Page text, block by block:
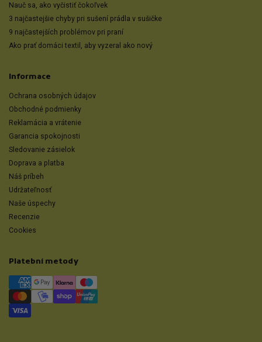
Nauč sa, ako vyčistiť čokoľvek
3 najčastejšie chyby pri sušení prádla v sušičke
9 najčastejších problémov pri praní
Ako prať domáci textil, aby vyzeral ako nový
Informace
Ochrana osobných údajov
Obchodné podmienky
Reklamácia a vrátenie
Garancia spokojnosti
Sledovanie zásielok
Doprava a platba
Náš príbeh
Udržateľnosť
Naše úspechy
Recenzie
Cookies
Platební metody